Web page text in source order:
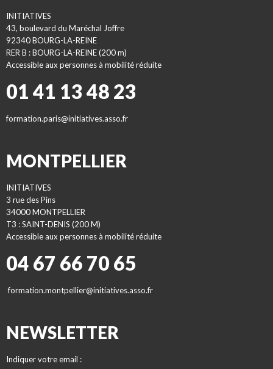
INITIATIVES
43, boulevard du Maréchal Joffre
92340 BOURG-LA-REINE
RER B : BOURG-LA-REINE (200 m)
Accessible aux personnes à mobilité réduite
01 41 13 48 23
formation.paris@initiatives.asso.fr
MONTPELLIER
INITIATIVES
3 rue des Pins
34000 MONTPELLIER
T3 : SAINT-DENIS (200 M)
Accessible aux personnes à mobilité réduite
04 67 66 70 65
formation.montpellier@initiatives.asso.fr
NEWSLETTER
Indiquer votre email :